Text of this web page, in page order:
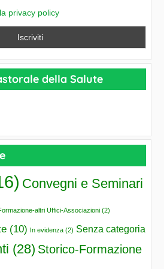
privacy policy
della Salute
Convegni e Seminari
altri Uffici-Associazioni (2)
(10) In evidenza (2) Senza categoria
(28) Storico-Formazione